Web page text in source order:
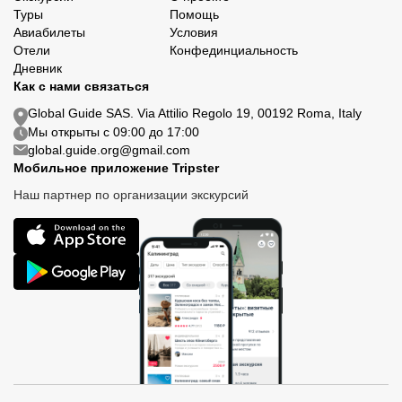
Туры
Авиабилеты
Отели
Дневник
Помощь
Условия
Конфединциальность
Как с нами связаться
Global Guide SAS. Via Attilio Regolo 19, 00192 Roma, Italy
Мы открыты с 09:00 до 17:00
global.guide.org@gmail.com
Мобильное приложение Tripster
Наш партнер по организации экскурсий